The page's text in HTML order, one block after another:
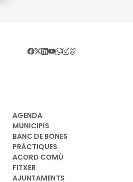
AGENDA
MUNICIPIS
BANC DE BONES
PRÀCTIQUES
ACORD COMÚ
FITXER
AJUNTAMENTS